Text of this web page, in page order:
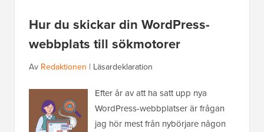
Hur du skickar din WordPress-
webbplats till sökmotorer
Av Redaktionen | Läsardeklaration
Efter år av att ha satt upp nya
WordPress-webbplatser är frågan
jag hör mest från nybörjare någon